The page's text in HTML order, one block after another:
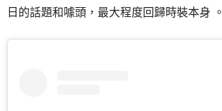
日的話題和噱頭，最大程度回歸時裝本身 。